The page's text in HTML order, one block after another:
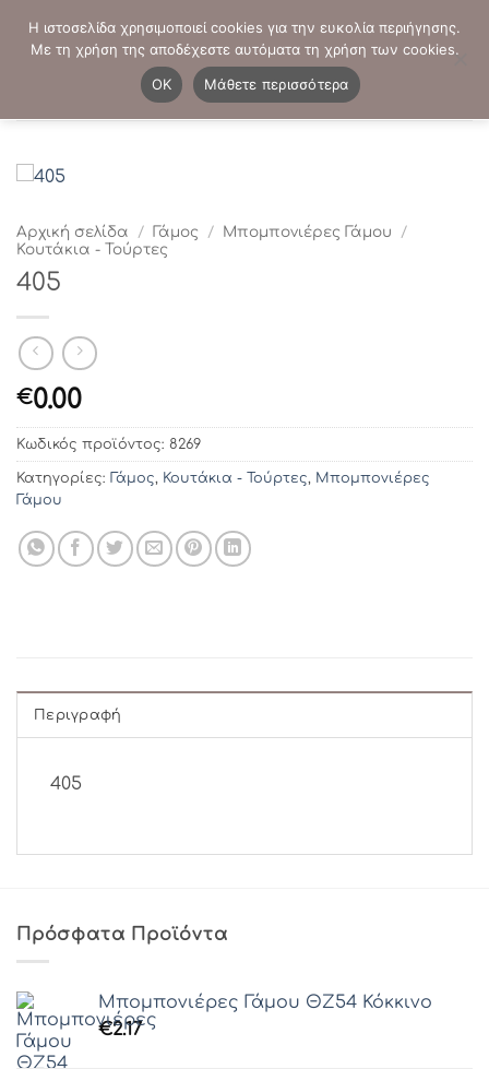
στο
ΤΗΛΕΦΩΝΙΚΕΣ ΠΑΡΑΓΓΕΛΙΕΣ: - 2103821941
Αρχική σελίδα / Γάμος / Μπομπονιέρες Γάμου
/
Κουτάκια - Τούρτες
405
€0.00
Κωδικός προϊόντος: 8269
Κατηγορίες: Γάμος, Κουτάκια - Τούρτες, Μπομπονιέρες
Γάμου
Περιγραφή
405
Πρόσφατα Προϊόντα
Μπομπονιέρες Γάμου ΘZ54 Κόκκινο
€2.17
Η ιστοσελίδα χρησιμοποιεί cookies για την ευκολία περιήγησης.
Με τη χρήση της αποδέχεστε αυτόματα τη χρήση των cookies.
OK
Μάθετε περισσότερα